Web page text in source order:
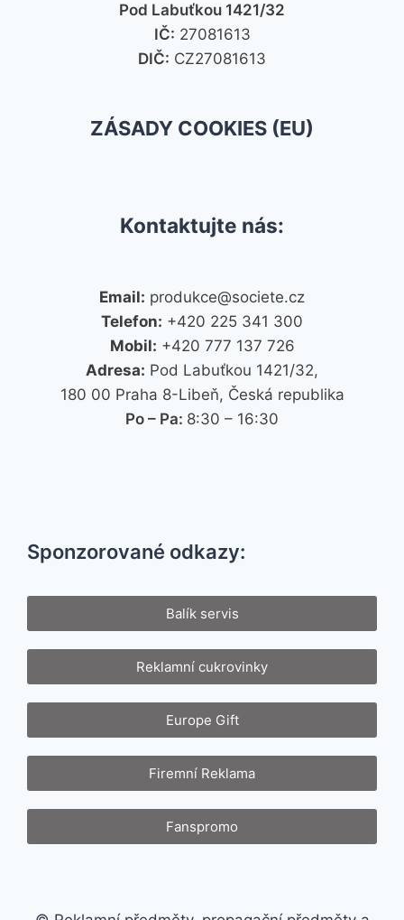
Pod Labuťkou 1421/32
IČ: 27081613
DIČ: CZ27081613
ZÁSADY COOKIES (EU)
Kontaktujte nás:
Email: produkce@societe.cz
Telefon: +420 225 341 300
Mobil: +420 777 137 726
Adresa: Pod Labuťkou 1421/32,
180 00 Praha 8-Libeň, Česká republika
Po – Pa: 8:30 – 16:30
Sponzorované odkazy:
Balík servis
Reklamní cukrovinky
Europe Gift
Firemní Reklama
Fanspromo